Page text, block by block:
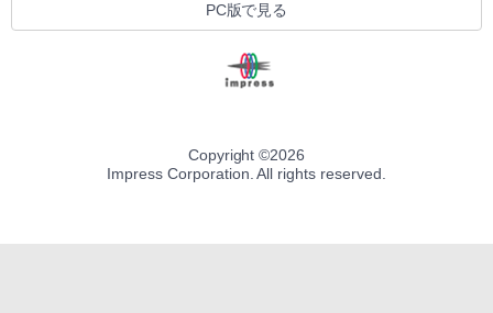
PC版で見る
Copyright ©2026
Impress Corporation. All rights reserved.